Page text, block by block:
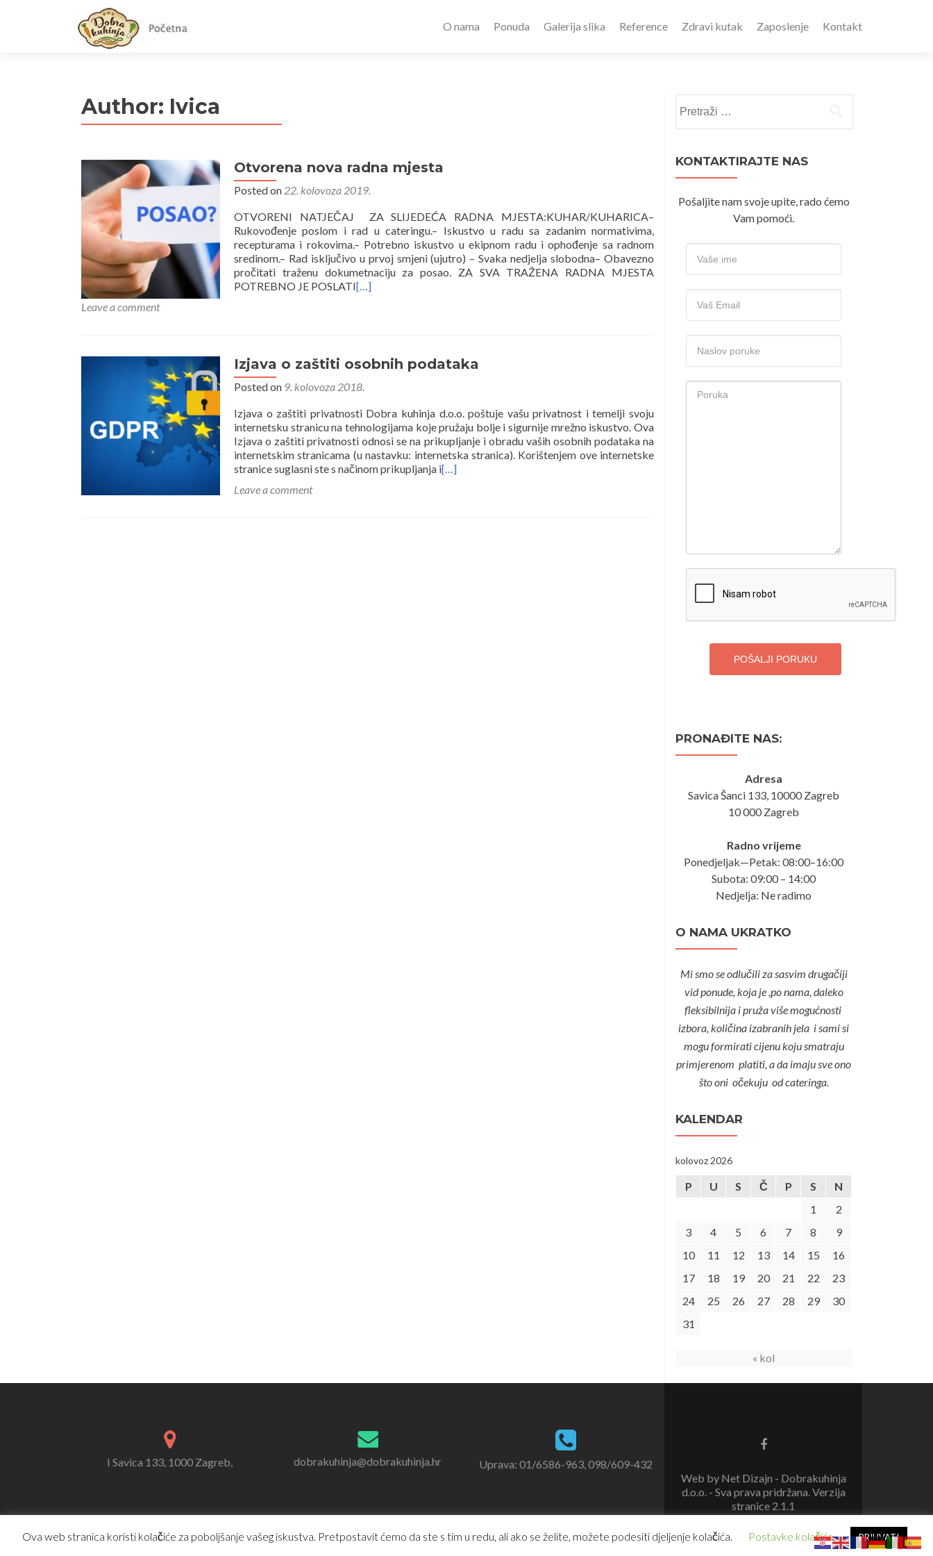
O nama Ponuda Galerija slika Reference Zdravi kutak Zaposlenje Kontakt
Author: Ivica
Otvorena nova radna mjesta
Posted on 22. kolovoza 2019.
OTVORENI NATJEČAJ ZA SLIJEDEĆA RADNA MJESTA:KUHAR/KUHARICA–
Rukovođenje poslom i rad u cateringu.– Iskustvo u radu sa zadanim normativima,
recepturama i rokovima.– Potrebno iskustvo u ekipnom radu i ophođenje sa radnom
sredinom.– Rad isključivo u prvoj smjeni (ujutro) – Svaka nedjelja slobodna– Obavezno
pročitati traženu dokumetnaciju za posao. ZA SVA TRAŽENA RADNA MJESTA
POTREBNO JE POSLATI[…]
Leave a comment
Izjava o zaštiti osobnih podataka
Posted on 9. kolovoza 2018.
Izjava o zaštiti privatnosti Dobra kuhinja d.o.o. poštuje vašu privatnost i temelji svoju
internetsku stranicu na tehnologijama koje pružaju bolje i sigurnije mrežno iskustvo. Ova
Izjava o zaštiti privatnosti odnosi se na prikupljanje i obradu vaših osobnih podataka na
internetskim stranicama (u nastavku: internetska stranica). Korištenjem ove internetske
stranice suglasni ste s načinom prikupljanja i[…]
Leave a comment
KONTAKTIRAJTE NAS
Pošaljite nam svoje upite, rado ćemo
Vam pomoći.
POŠALJI PORUKU
PRONAĐITE NAS:
Adresa
Savica Šanci 133, 10000 Zagreb
10 000 Zagreb
Radno vrijeme
Ponedjeljak—Petak: 08:00–16:00
Subota: 09:00 – 14:00
Nedjelja: Ne radimo
O NAMA UKRATKO
Mi smo se odlučili za sasvim drugačiji
vid ponude, koja je ,po nama, daleko
fleksibilnija i pruža više mogućnosti
izbora, količina izabranih jela i sami si
mogu formirati cijenu koju smatraju
primjerenom platiti, a da imaju sve ono
što oni očekuju od cateringa.
KALENDAR
kolovoz 2026
P U S Č P S
N
1
2
3
4 5 6 7 8
9
10
11 12 13 14 15
16
17
18 19 20 21 22
23
24
25 26 27 28 29
30
31
« kol
I Savica 133, 1000 Zagreb, dobrakuhinja@dobrakuhinja.hr
Uprava: 01/6586-963, 098/609-432
Web by Net Dizajn - Dobrakuhinja
d.o.o. - Sva prava pridržana. Verzija
stranice 2.1.1
Ova web stranica koristi kolačiće za poboljšanje vašeg iskustva. Pretpostavit ćemo da ste s tim u redu, ali ako se želite, možete podesiti djeljenje kolačića. Postavke kolačića PRIHVATI